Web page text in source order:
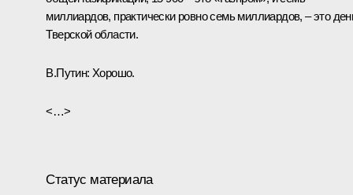
миллиардов, практически ровно семь миллиардов, – это
Тверской области.
В.Путин: Хорошо.
<…>
Статус материала